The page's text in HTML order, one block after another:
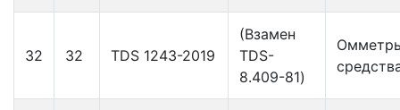
32 32 TDS 1243-2019
(Взамен
TDS-
8.409-81)